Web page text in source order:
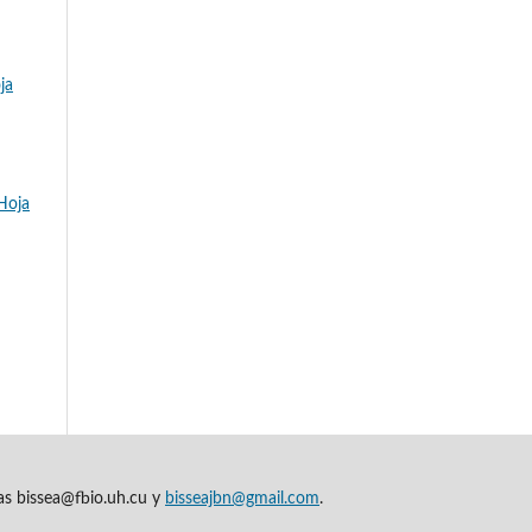
bissea@fbio.uh.cu y bisseajbn@gmail.com.